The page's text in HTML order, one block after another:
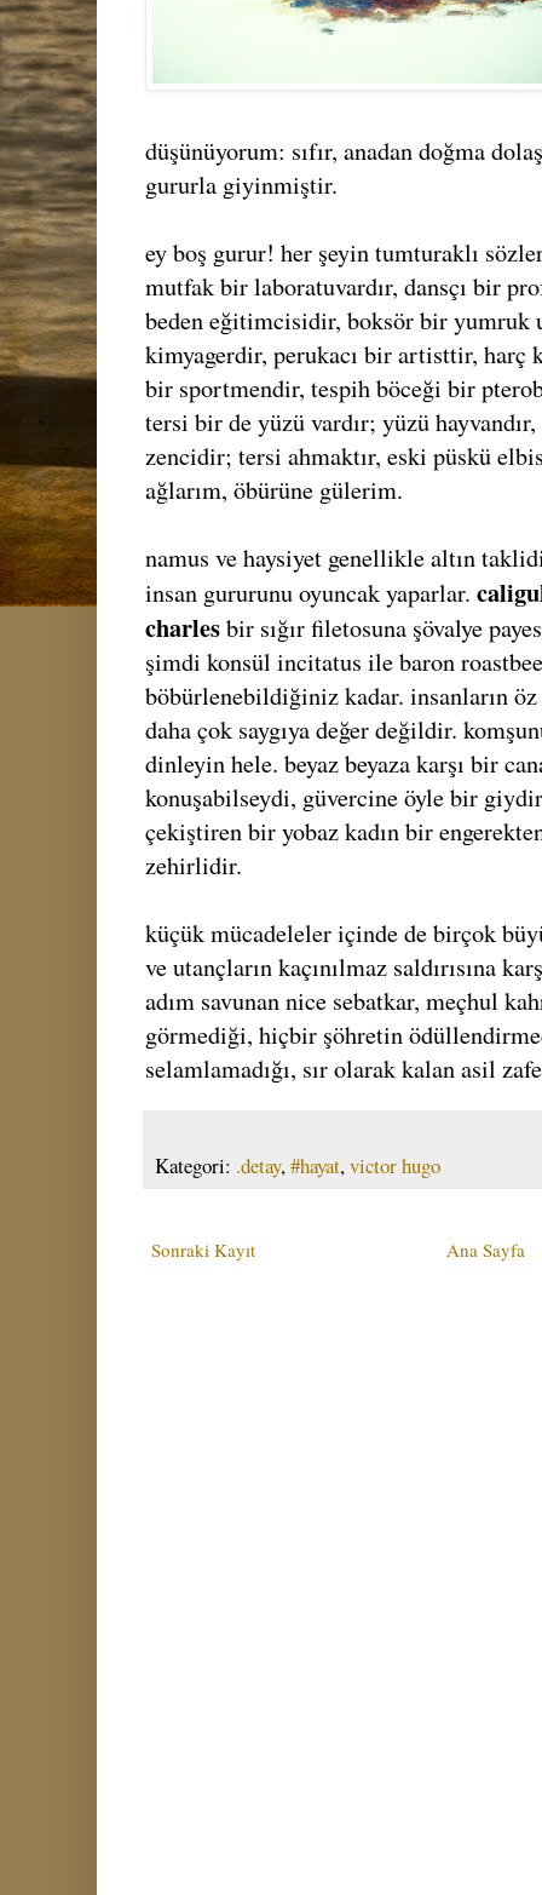
düşünüyorum: sıfır, anadan doğma
gururla giyinmiştir.
ey boş gurur! her şeyin tumturaklı
mutfak bir laboratuvardır, dansçı bir
beden eğitimcisidir, boksör bir yumruk
kimyagerdir, perukacı bir artisttir, harç
bir sportmendir, tespih böceği bir
tersi bir de yüzü vardır; yüzü
zencidir; tersi ahmaktır, eski püskü
ağlarım, öbürüne gülerim.
namus ve haysiyet genellikle altın
insan gururunu oyuncak yaparlar.
charlesbir sığır filetosuna şövalye
şimdi konsül incitatus ile baron
böbürlenebildiğiniz kadar. insanların
daha çok saygıya değer değildir.
dinleyin hele. beyaz beyaza karşı bir
konuşabilseydi, güvercine öyle bir
çekiştiren bir yobaz kadın bir
zehirlidir.
küçük mücadeleler içinde de birçok
ve utançların kaçınılmaz saldırısına
adım savunan nice sebatkar, meçhul
görmediği, hiçbir şöhretin
selamlamadığı, sır olarak kalan asil
Kategori: .detay,#hayat,victor hugo
Sonraki Kayıt Ana Sayfa